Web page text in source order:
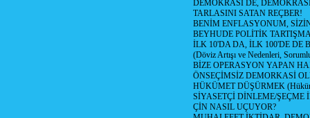
DEMOKRASİ DE,
TARLASINI SATAN REÇBER!
BENİM ENFLASYONUM,
BEYHUDE POLİTİK
İLK 10'DA DA, İLK 100'DE DE
(Döviz Artışı ve Nedenleri,
BİZE OPERASYON YAPAN
ÖNSEÇİMSİZ DEMORKASİ
HÜKÜMET DÜŞÜRMEK
SİYASETÇİ DİNLEME/ŞEÇME
ÇİN NASIL UÇUYOR?